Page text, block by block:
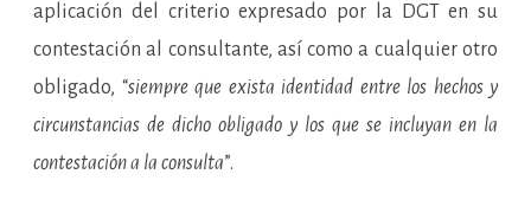
aplicación del criterio expresado por la DGT en su
contestación al consultante, así como a cualquier otro
obligado, “siempre que exista identidad entre los hechos y
circunstancias de dicho obligado y los que se incluyan en la
contestación a la consulta”.